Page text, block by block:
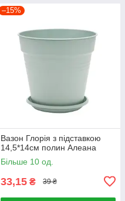
–15%
Вазон Глорія з підставкою
14,5*14см полин Алеана
Більше 10 од.
33,15 ₴ 39 ₴